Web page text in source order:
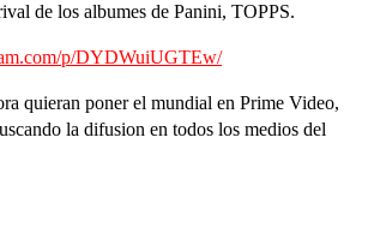
de los albumes de Panini, TOPPS.
p/DYDWuiUGTEw/
quieran poner el mundial en Prime Video,
la difusion en todos los medios del